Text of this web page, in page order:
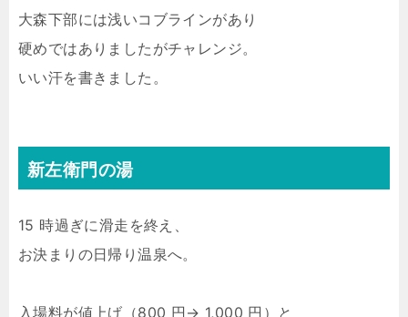
大森下部には浅いコブラインがあり
硬めではありましたがチャレンジ。
いい汗を書きました。
新左衛門の湯
15 時過ぎに滑走を終え、
お決まりの日帰り温泉へ。
入場料が値上げ（800 円→ 1,000 円）と